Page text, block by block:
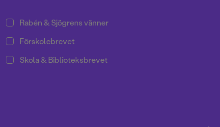
Rabén & Sjögrens vänner
Förskolebrevet
Skola & Biblioteksbrevet